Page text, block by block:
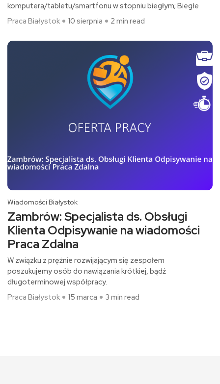
komputera/tabletu/smartfonu w stopniu biegłym; Biegłe
Praca Białystok
10 sierpnia 2 min read
Wiadomości Białystok
Zambrów: Specjalista ds. Obsługi
Klienta Odpisywanie na wiadomości
Praca Zdalna
W związku z prężnie rozwijającym się zespołem
poszukujemy osób do nawiązania krótkiej, bądź
długoterminowej współpracy.
Praca Białystok
15 marca 3 min read